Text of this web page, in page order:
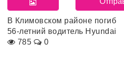
В Климовском районе погиб
56-летний водитель Hyundai
785
0